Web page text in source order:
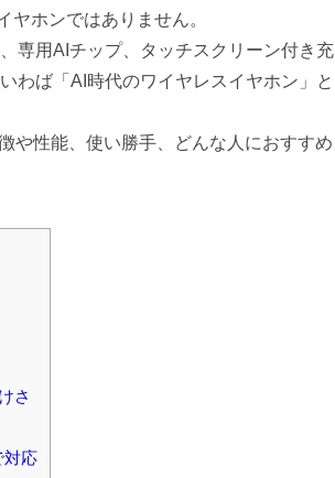
ヤホンではありません。
専用AIチップ、タッチスクリーン付き充
わば「AI時代のワイヤレスイヤホン」と
や性能、使い勝手、どんな人におすすめ
さ
対応